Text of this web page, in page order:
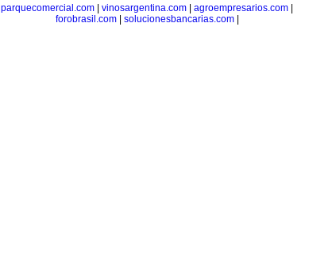
parquecomercial.com
vinosargentina.com agroempresarios.com
forobrasil.com| solucionesbancarias.com|